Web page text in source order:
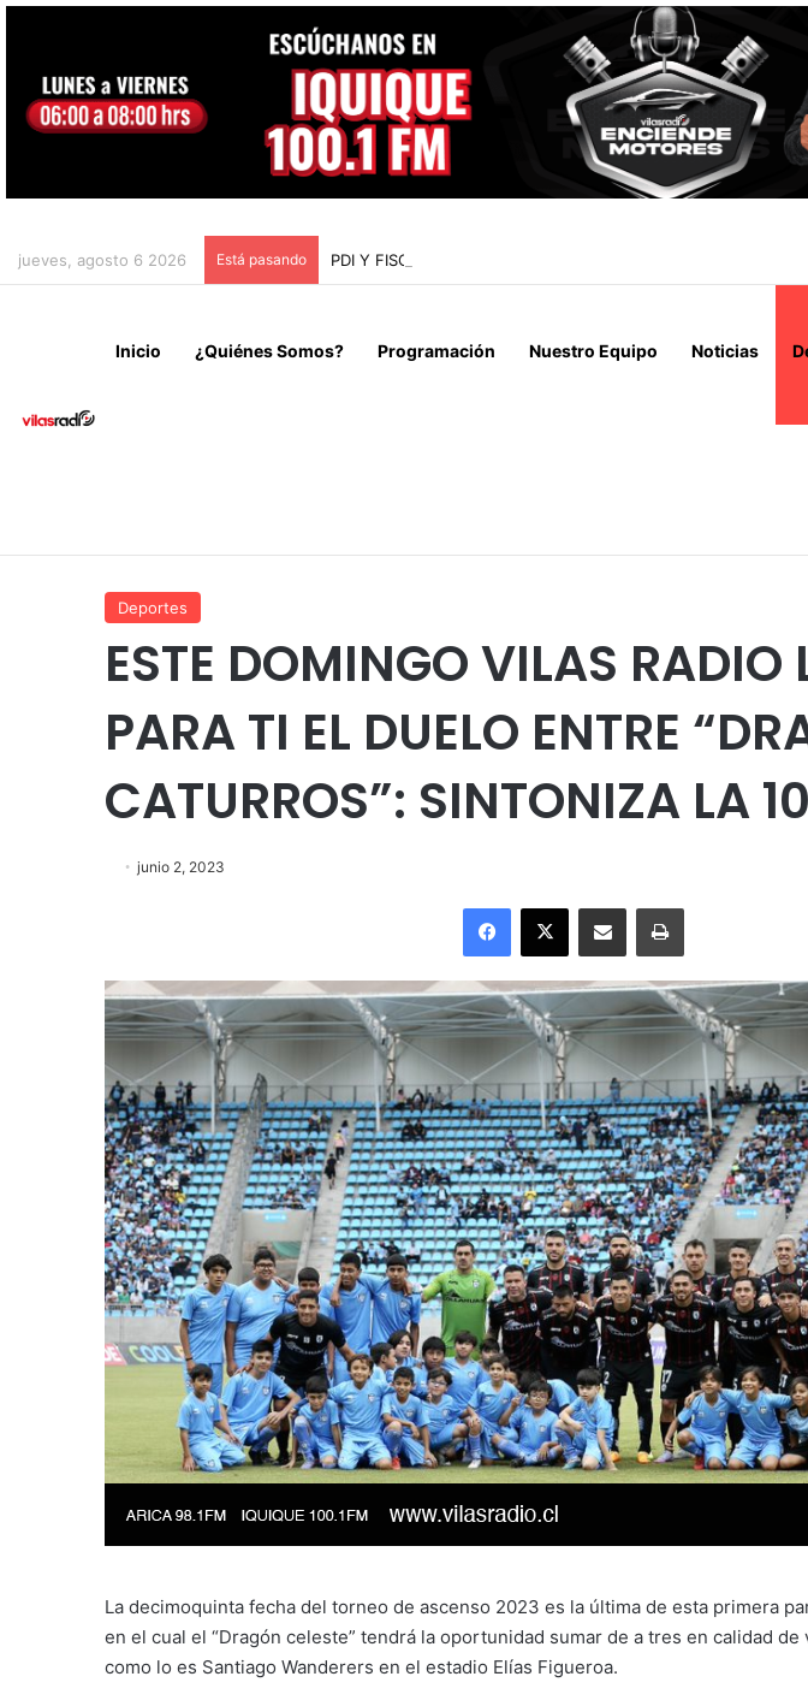
jueves, agosto 6 2026 Está pasando PDI Y FISCALÍA DE ARICA LOGRAN INCAUTAR 28 KILOS DE
Inicio ¿Quiénes Somos? Programación Nuestro Equipo Noticias
Deportes
ESTE DOMINGO VILAS RADIO
PARA TI EL DUELO ENTRE
CATURROS”: SINTONIZA LA
junio 2, 2023
Facebook
X Enviar vía email Imprimir
La decimoquinta fecha del torneo de ascenso 2023 es la última de esta primera
en el cual el “Dragón celeste” tendrá la oportunidad sumar de a tres en calidad
como lo es Santiago Wanderers en el estadio Elías Figueroa.